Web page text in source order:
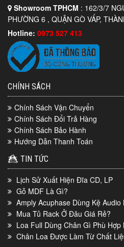
Showroom TPHCM : 162/3/7
PHƯỜNG 6 , QUẬN GÒ VẤP,
Hotline: 0973 527 413
CHÍNH SÁCH
Chính Sách Vận Chuyển
Chính Sách Đổi Trả Hàng
Chính Sách Bảo Hành
Hướng Dẫn Thanh Toán
TIN TỨC
Lịch Sử Xuất Hiện Đĩa CD, LP
Gỗ MDF Là Gì?
Amply Acuphase Dùng Kệ Audio
Mua Tủ Rack Ở Đâu Giá Rẻ?
Loa Full Dùng Chân Gì Phù Hợp
Chân Loa Được Làm Từ Chất